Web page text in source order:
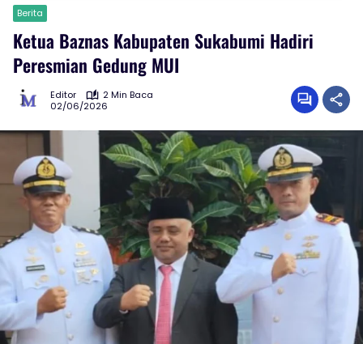
Berita
Ketua Baznas Kabupaten Sukabumi Hadiri
Peresmian Gedung MUI
Editor
2 Min Baca
02/06/2026